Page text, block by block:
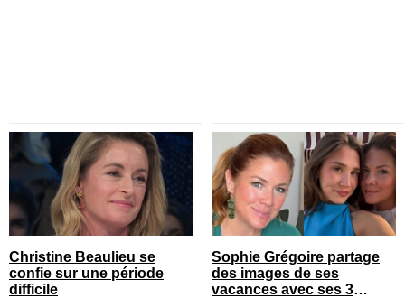
Christine Beaulieu se
confie sur une période
difficile
Sophie Grégoire partage
des images de ses
vacances avec ses 3